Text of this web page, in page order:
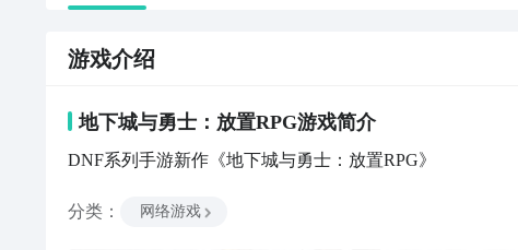
游戏介绍
地下城与勇士：放置RPG游戏简介
DNF系列手游新作《地下城与勇士：放置RPG》
分类 ： 网络游戏